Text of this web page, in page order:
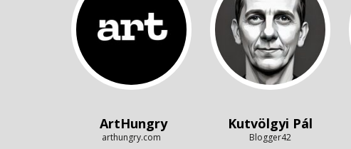
ArtHungry
arthungry.com
Kutvölgyi Pál
Blogger42